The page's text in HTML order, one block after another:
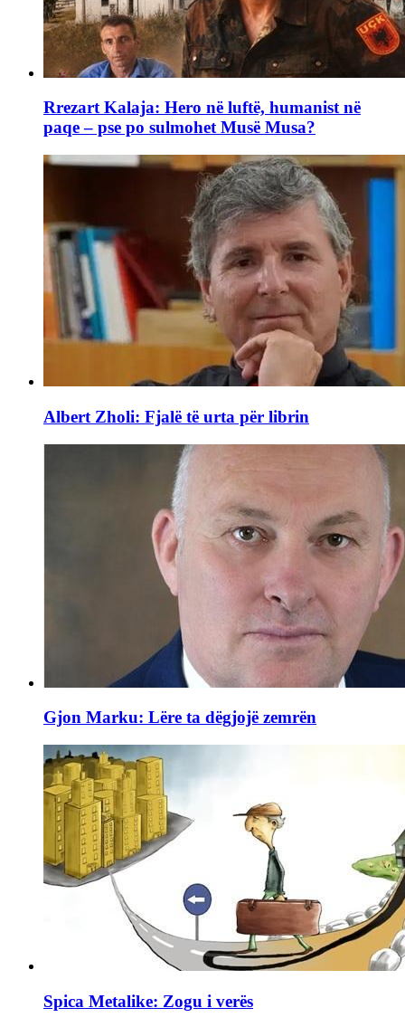
Rrezart Kalaja: Hero në luftë, humanist në
paqe – pse po sulmohet Musë Musa?
Albert Zholi: Fjalë të urta për librin
Gjon Marku: Lëre ta dëgjojë zemrën
Spica Metalike: Zogu i verës